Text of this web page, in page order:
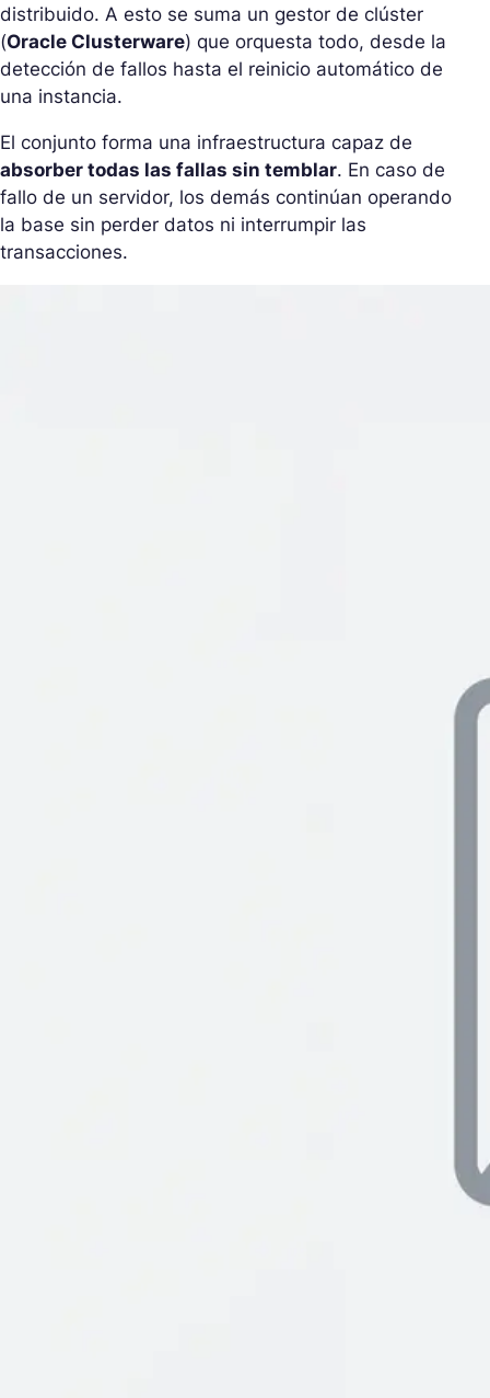
distribuido. A esto se suma un gestor de clúster
(Oracle Clusterware) que orquesta todo, desde la
detección de fallos hasta el reinicio automático de
una instancia.
El conjunto forma una infraestructura capaz de
absorber todas las fallas sin temblar. En caso de
fallo de un servidor, los demás continúan operando
la base sin perder datos ni interrumpir las
transacciones.